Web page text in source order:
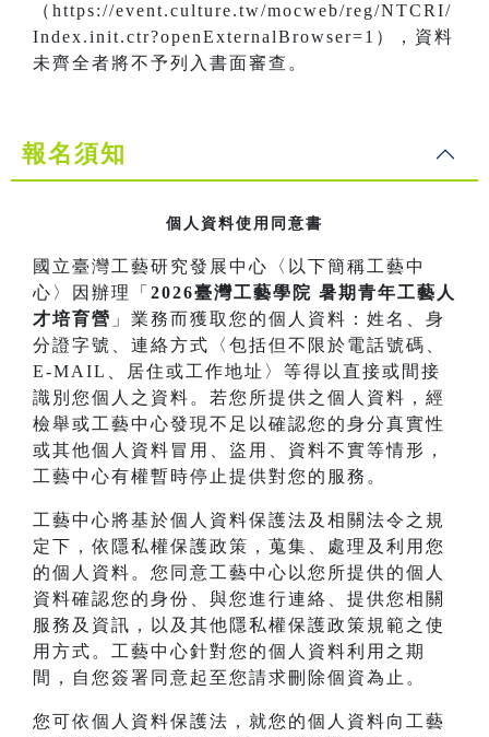
（https://event.culture.tw/mocweb/reg/NTCRI/
Index.init.ctr?openExternalBrowser=1），資料
未齊全者將不予列入書面審查。
報名須知
個人資料使用同意書
國立臺灣工藝研究發展中心〈以下簡稱工藝中
心〉因辦理「 2026臺灣工藝學院 暑期青年工藝人
才培育營 」業務而獲取您的個人資料：姓名、身
分證字號、連絡方式〈包括但不限於電話號碼、
E-MAIL、居住或工作地址〉等得以直接或間接
識別您個人之資料。若您所提供之個人資料，經
檢舉或工藝中心發現不足以確認您的身分真實性
或其他個人資料冒用、盜用、資料不實等情形，
工藝中心有權暫時停止提供對您的服務。
工藝中心將基於個人資料保護法及相關法令之規
定下，依隱私權保護政策，蒐集、處理及利用您
的個人資料。您同意工藝中心以您所提供的個人
資料確認您的身份、與您進行連絡、提供您相關
服務及資訊，以及其他隱私權保護政策規範之使
用方式。工藝中心針對您的個人資料利用之期
間，自您簽署同意起至您請求刪除個資為止。
您可依個人資料保護法，就您的個人資料向工藝